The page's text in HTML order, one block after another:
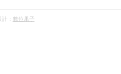
： 數位果子